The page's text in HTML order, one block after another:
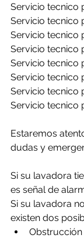
Servicio tecnico
Servicio tecnico
Servicio tecnico
Servicio tecnico
Servicio tecnico
Servicio tecnico
Servicio tecnico
Servicio tecnico
Estaremos
dudas y
Si su lavadora
es señal de
Si su lavadora
existen dos